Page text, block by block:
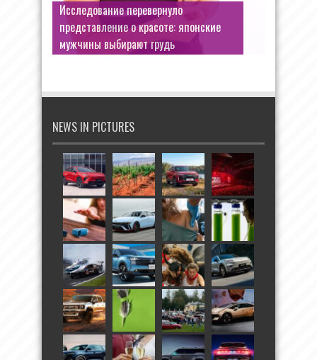
Исследование перевернуло
представление о красоте: японские
мужчины выбирают грудь
NEWS IN PICTURES